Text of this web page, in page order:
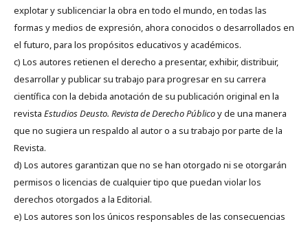
explotar y sublicenciar la obra en todo el mundo, en todas las
formas y medios de expresión, ahora conocidos o desarrollados en
el futuro, para los propósitos educativos y académicos.
c) Los autores retienen el derecho a presentar, exhibir, distribuir,
desarrollar y publicar su trabajo para progresar en su carrera
científica con la debida anotación de su publicación original en la
revista Estudios Deusto. Revista de Derecho Públicoy de una manera
que no sugiera un respaldo al autor o a su trabajo por parte de la
Revista.
d) Los autores garantizan que no se han otorgado ni se otorgarán
permisos o licencias de cualquier tipo que puedan violar los
derechos otorgados a la Editorial.
e) Los autores son los únicos responsables de las consecuencias